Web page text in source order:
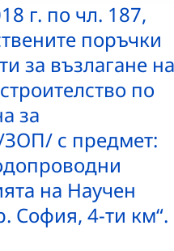
г. по чл. 187,
поръчки
за възлагане на
по
за
с предмет:
на Научен
София, 4-ти км“.